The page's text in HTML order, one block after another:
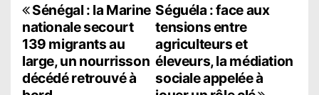
N
a
v
Séguéla : face aux
tensions entre
agriculteurs et
éleveurs, la médiation
sociale appelée à
Sénégal : la Marine
nationale secourt
139 migrants au
large, un nourrisson
décédé retrouvé à